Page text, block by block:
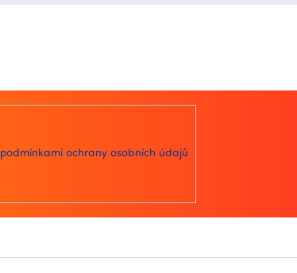
podmínkami ochrany osobních údajů